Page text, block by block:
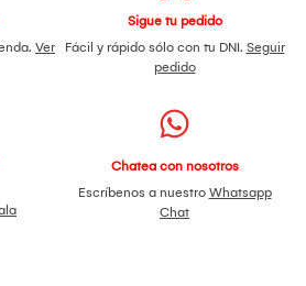
Ver
Sigue tu pedido
Fácil y rápido sólo con tu DNI. Seguir
pedido
Chatea con nosotros
Escríbenos a nuestro Whatsapp
Chat